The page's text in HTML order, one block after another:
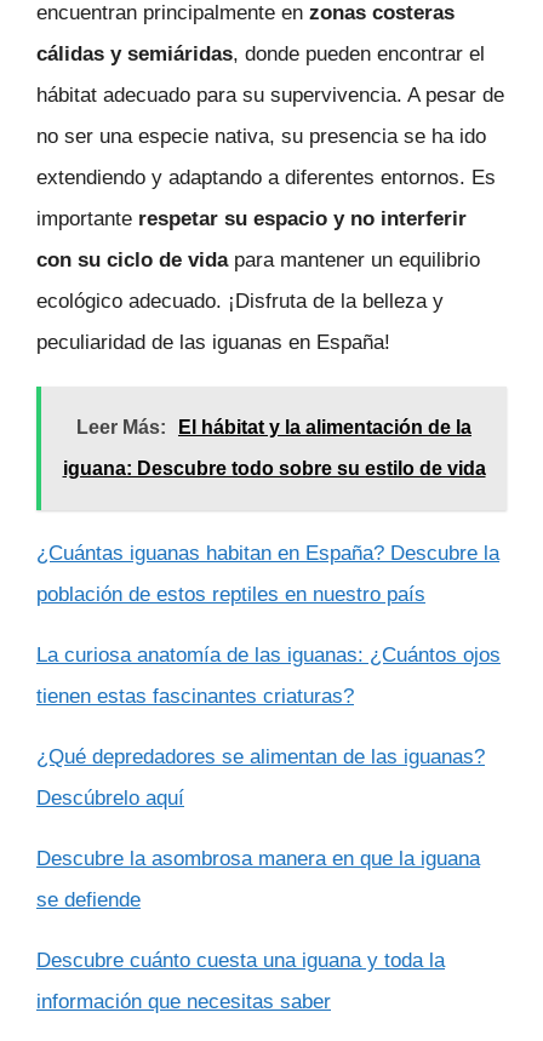
encuentran principalmente en zonas costeras
cálidas y semiáridas, donde pueden encontrar el
hábitat adecuado para su supervivencia. A pesar de
no ser una especie nativa, su presencia se ha ido
extendiendo y adaptando a diferentes entornos. Es
importante respetar su espacio y no interferir
con su ciclo de vidapara mantener un equilibrio
ecológico adecuado. ¡Disfruta de la belleza y
peculiaridad de las iguanas en España!
Leer Más:
El hábitat y la alimentación de la
iguana: Descubre todo sobre su estilo de vida
¿Cuántas iguanas habitan en España? Descubre la
población de estos reptiles en nuestro país
La curiosa anatomía de las iguanas: ¿Cuántos ojos
tienen estas fascinantes criaturas?
¿Qué depredadores se alimentan de las iguanas?
Descúbrelo aquí
Descubre la asombrosa manera en que la iguana
se defiende
Descubre cuánto cuesta una iguana y toda la
información que necesitas saber